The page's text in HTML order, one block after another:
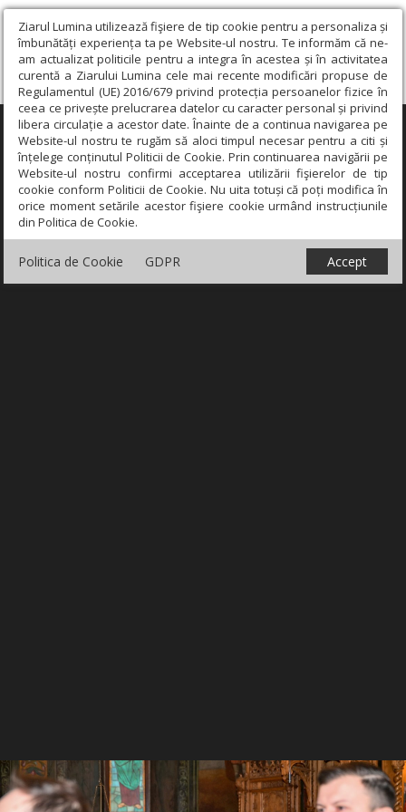
Ziarul Lumina utilizează fişiere de tip cookie pentru a personaliza și
îmbunătăți experiența ta pe Website-ul nostru. Te informăm că ne-
am actualizat politicile pentru a integra în acestea și în activitatea
curentă a Ziarului Lumina cele mai recente modificări propuse de
Regulamentul (UE) 2016/679 privind protecția persoanelor fizice în
ceea ce privește prelucrarea datelor cu caracter personal și privind
libera circulație a acestor date. Înainte de a continua navigarea pe
Website-ul nostru te rugăm să aloci timpul necesar pentru a citi și
înțelege conținutul Politicii de Cookie. Prin continuarea navigării pe
Website-ul nostru confirmi acceptarea utilizării fişierelor de tip
cookie conform Politicii de Cookie. Nu uita totuși că poți modifica în
orice moment setările acestor fişiere cookie urmând instrucțiunile
din Politica de Cookie.
Politica de Cookie GDPR Accept
×